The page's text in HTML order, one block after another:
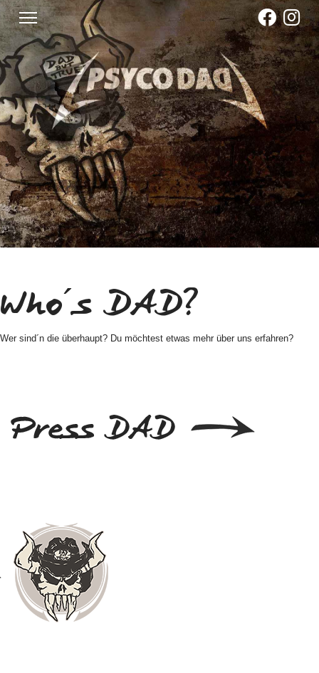
Who´s DAD?
Wer sind´n die überhaupt? Du möchtest etwas mehr über uns erfahren?